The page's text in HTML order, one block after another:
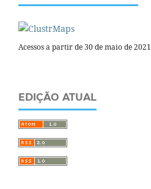
Acessos a partir de 30 de maio de 2021
EDIÇÃO ATUAL